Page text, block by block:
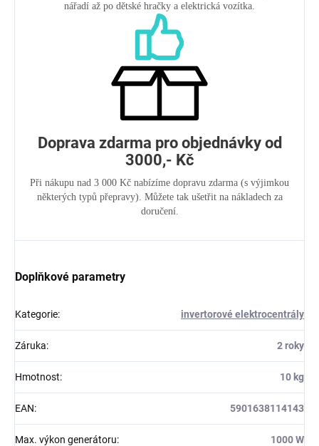
nářadí až po dětské hračky a elektrická vozítka.
Doprava zdarma pro objednávky od
3000,- Kč
Při nákupu nad 3 000 Kč nabízíme dopravu zdarma (s výjimkou
některých typů přepravy). Můžete tak ušetřit na nákladech za
doručení.
Doplňkové parametry
Kategorie: invertorové elektrocentrály
Záruka: 2 roky
Hmotnost: 10 kg
EAN: 5901638114143
Max. výkon generátoru: 1000 W